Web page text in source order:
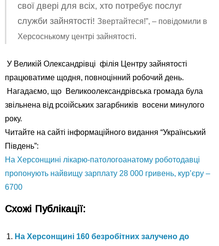
свої двері для всіх, хто потребує послуг
служби зайнятості! Звертайтеся!”, – повідомили в
Херсоснькому центрі зайнятості.
У Великій Олександрівці філія Центру зайнятості
працюватиме щодня, повноцінний робочий день.
Нагадаємо, що Великоолександрівська громада була
звільнена від рсоійських загарбників восени минулого
року.
Читайте на сайті інформаційного видання “Український
Південь”:
На Херсонщині лікарю-патологоанатому роботодавці
пропонують найвищу зарплату 28 000 гривень, кур’єру –
6700
Схожі Публікації:
На Херсонщині 160 безробітних залучено до